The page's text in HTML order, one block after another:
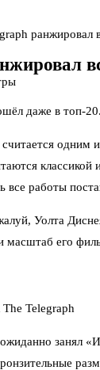
даже в топ-20.
одним
все работы
Уолта
масштаб его
Telegraph
занял